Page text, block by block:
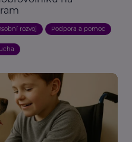
rozvoj Podpora a pomoc